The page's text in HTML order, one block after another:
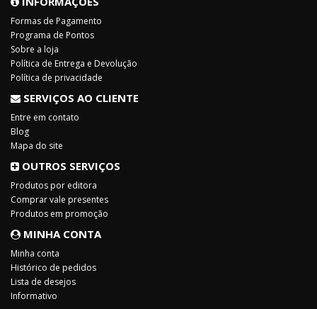
Formas de Pagamento
Programa de Pontos
Sobre a loja
Política de Entrega e Devolução
Política de privacidade
SERVIÇOS AO CLIENTE
Entre em contato
Blog
Mapa do site
OUTROS SERVIÇOS
Produtos por editora
Comprar vale presentes
Produtos em promoção
MINHA CONTA
Minha conta
Histórico de pedidos
Lista de desejos
Informativo